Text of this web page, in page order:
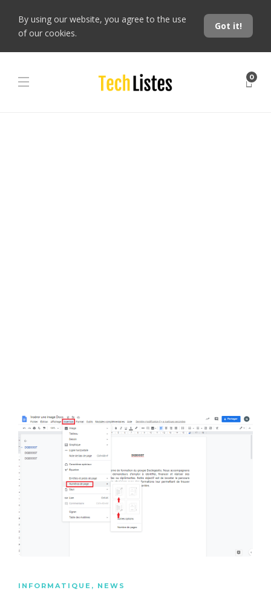
By using our website, you agree to the use
of our cookies.
Got it!
0
INFORMATIQUE , NEWS